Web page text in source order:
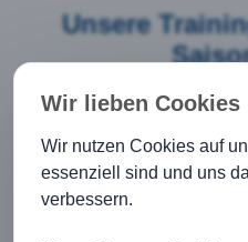
Unsere
Donnerstagsjeweils von
trainiert wird jeweils am
Wir lieben Cookies
Wir nutzen Cookies auf
essenziell sind und uns
verbessern.